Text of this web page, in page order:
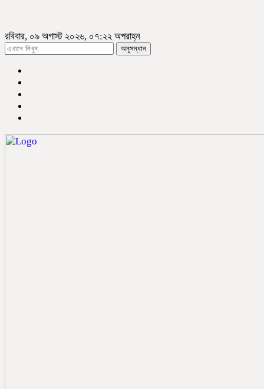
রবিবার, ০৯ অগাস্ট ২০২৬, ০৭:২২ অপরাহ্ন
অনুসন্ধান